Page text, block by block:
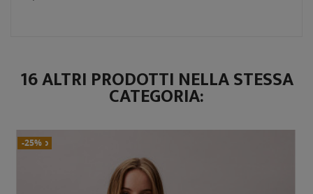
16 ALTRI PRODOTTI NELLA STESSA
CATEGORIA:
Nuovo
-25%